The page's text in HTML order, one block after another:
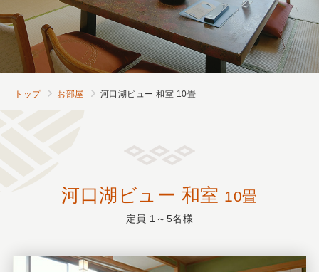
トップ お部屋 河口湖ビュー 和室 10畳
河口湖ビュー 和室 10畳
定員 1～5名様